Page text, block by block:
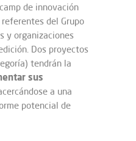
de innovación
del Grupo
y organizaciones
Dos proyectos
tendrán la
sus
a una
potencial de